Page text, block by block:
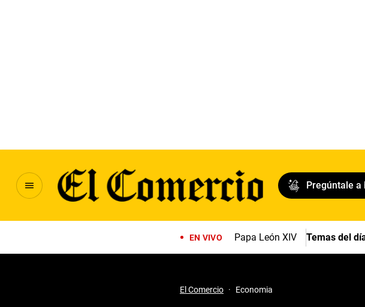
Pregúntale a
EN VIVO Papa León XIV Temas del
El Comercio · Economia